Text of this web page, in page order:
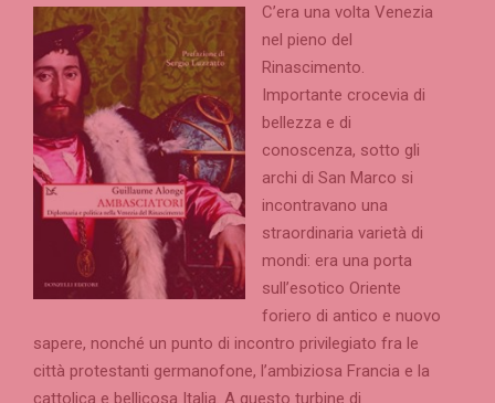
C’era una volta Venezia
nel pieno del
Rinascimento.
Importante crocevia di
bellezza e di
conoscenza, sotto gli
archi di San Marco si
incontravano una
straordinaria varietà di
mondi: era una porta
sull’esotico Oriente
foriero di antico e nuovo
sapere, nonché un punto di incontro privilegiato fra le
città protestanti germanofone, l’ambiziosa Francia e la
cattolica e bellicosa Italia. A questo turbine di